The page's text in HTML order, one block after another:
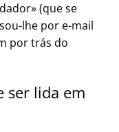
(que se
lhe por e-mail
por trás do
ser lida em